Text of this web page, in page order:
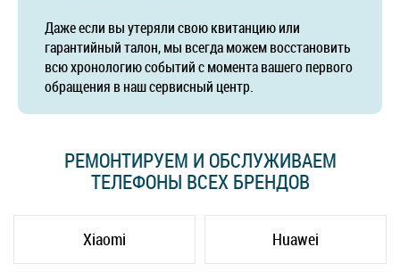
Даже если вы утеряли свою квитанцию или
гарантийный талон, мы всегда можем восстановить
всю хронологию событий с момента вашего первого
обращения в наш сервисный центр.
РЕМОНТИРУЕМ И ОБСЛУЖИВАЕМ
ТЕЛЕФОНЫ ВСЕХ БРЕНДОВ
Xiaomi Huawei